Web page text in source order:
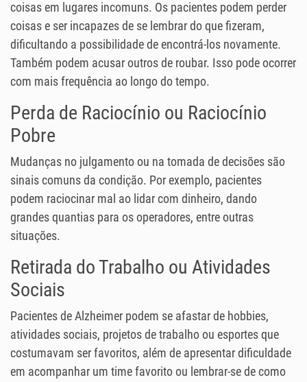
coisas em lugares incomuns. Os pacientes podem perder
coisas e ser incapazes de se lembrar do que fizeram,
dificultando a possibilidade de encontrá-los novamente.
Também podem acusar outros de roubar. Isso pode ocorrer
com mais frequência ao longo do tempo.
Perda de Raciocínio ou Raciocínio
Pobre
Mudanças no julgamento ou na tomada de decisões são
sinais comuns da condição. Por exemplo, pacientes
podem raciocinar mal ao lidar com dinheiro, dando
grandes quantias para os operadores, entre outras
situações.
Retirada do Trabalho ou Atividades
Sociais
Pacientes de Alzheimer podem se afastar de hobbies,
atividades sociais, projetos de trabalho ou esportes que
costumavam ser favoritos, além de apresentar dificuldade
em acompanhar um time favorito ou lembrar-se de como